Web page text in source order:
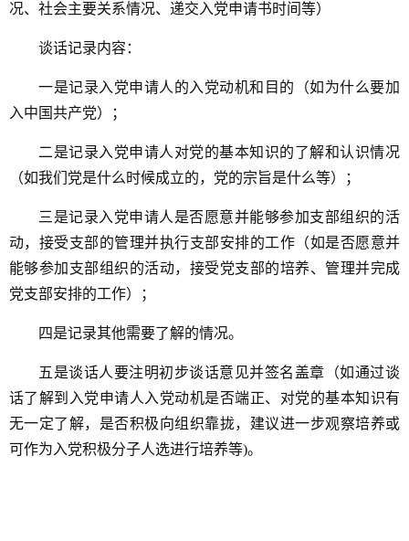
况、社会主要关系情况、递交入党申请书时间等）
谈话记录内容：
一是记录入党申请人的入党动机和目的（如为什么要加
入中国共产党）；
二是记录入党申请人对党的基本知识的了解和认识情况
（如我们党是什么时候成立的，党的宗旨是什么等）；
三是记录入党申请人是否愿意并能够参加支部组织的活
动，接受支部的管理并执行支部安排的工作（如是否愿意并
能够参加支部组织的活动，接受党支部的培养、管理并完成
党支部安排的工作）；
四是记录其他需要了解的情况。
五是谈话人要注明初步谈话意见并签名盖章（如通过谈
话了解到入党申请人入党动机是否端正、对党的基本知识有
无一定了解，是否积极向组织靠拢，建议进一步观察培养或
可作为入党积极分子人选进行培养等)。